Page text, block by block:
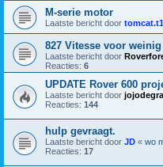
M-serie motor
Laatste bericht door
827 Vitesse voor weinig
Laatste bericht door
Reacties: 6
UPDATE Rover 600
Laatste bericht door
Reacties: 144
hulp gevraagt.
Laatste bericht door JD « wo
Reacties: 17